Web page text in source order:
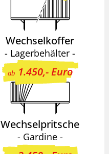
Wechselkoffer
- Lagerbehälter -
ab 1.450,- Euro
Wechselpritsche
- Gardine -